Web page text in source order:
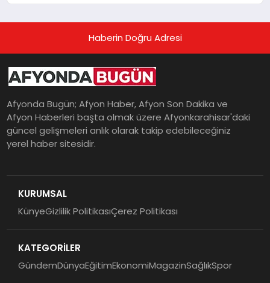
Haberin Doğru Adresi
Afyonda Bugün; Afyon Haber, Afyon Son Dakika ve
Afyon Haberleri başta olmak üzere Afyonkarahisar'daki
güncel gelişmeleri anlık olarak takip edebileceğiniz
yerel haber sitesidir.
KURUMSAL
KünyeGizlilik PolitikasıÇerez Politikası
KATEGORİLER
GündemDünyaEğitimEkonomiMagazinSağlıkSpor